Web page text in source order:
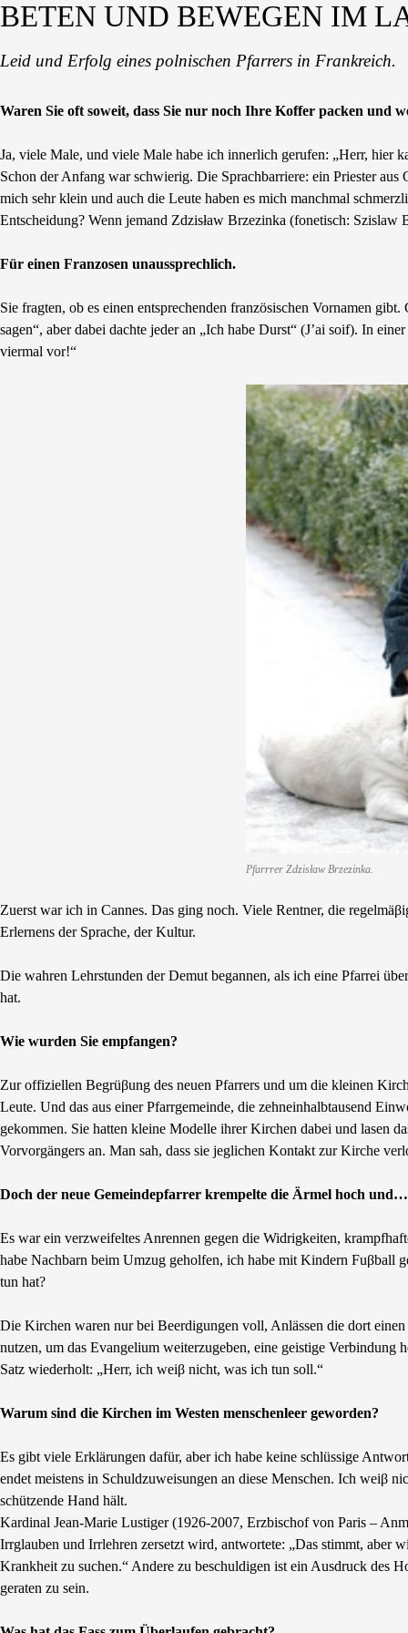
BETEN UND BEWEGEN IM
Leid und Erfolg eines polnischen Pfarrers in Frankreich.
Waren Sie oft soweit, dass Sie nur noch Ihre Koffer packen und
Ja, viele Male, und viele Male habe ich innerlich gerufen: „Herr, hier
Schon der Anfang war schwierig. Die Sprachbarriere: ein Priester
mich sehr klein und auch die Leute haben es mich manchmal
Entscheidung? Wenn jemand Zdzisław Brzezinka (fonetisch:
Für einen Franzosen unaussprechlich.
Sie fragten, ob es einen entsprechenden französischen Vornamen
sagen“, aber dabei dachte jeder an „Ich habe Durst“ (Jʼai soif). In
viermal vor!“
Pfarrrer Zdzisław Brzezinka.
Zuerst war ich in Cannes. Das ging noch. Viele Rentner, die
Erlernens der Sprache, der Kultur.
Die wahren Lehrstunden der Demut begannen, als ich eine Pfarrei
hat.
Wie wurden Sie empfangen?
Zur offiziellen Begrüβung des neuen Pfarrers und um die kleinen
Leute. Und das aus einer Pfarrgemeinde, die zehneinhalbtausend
gekommen. Sie hatten kleine Modelle ihrer Kirchen dabei und lasen
Vorvorgängers an. Man sah, dass sie jeglichen Kontakt zur Kirche
Doch der neue Gemeindepfarrer krempelte die Ärmel hoch und…
Es war ein verzweifeltes Anrennen gegen die Widrigkeiten,
habe Nachbarn beim Umzug geholfen, ich habe mit Kindern Fuβball
tun hat?
Die Kirchen waren nur bei Beerdigungen voll, Anlässen die dort
nutzen, um das Evangelium weiterzugeben, eine geistige Verbindung
Satz wiederholt: „Herr, ich weiβ nicht, was ich tun soll.“
Warum sind die Kirchen im Westen menschenleer geworden?
Es gibt viele Erklärungen dafür, aber ich habe keine schlüssige
endet meistens in Schuldzuweisungen an diese Menschen. Ich weiβ
schützende Hand hält.
Kardinal Jean-Marie Lustiger (1926-2007, Erzbischof von Paris –
Irrglauben und Irrlehren zersetzt wird, antwortete: „Das stimmt, aber
Krankheit zu suchen.“ Andere zu beschuldigen ist ein Ausdruck des
geraten zu sein.